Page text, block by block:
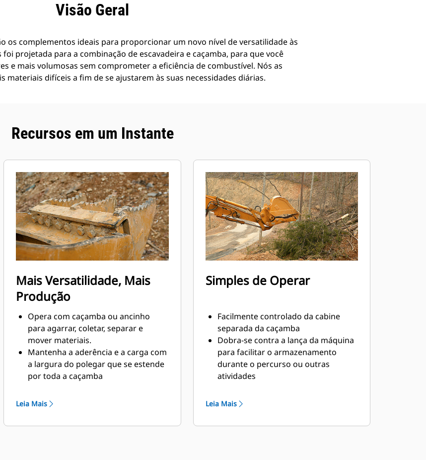
Visão Geral
os complementos ideais para proporcionar um novo nível de versatilidade às
foi projetada para a combinação de escavadeira e caçamba, para que você
e mais volumosas sem comprometer a eficiência de combustível. Nós as
materiais difíceis a fim de se ajustarem às suas necessidades diárias.
Recursos em um Instante
Mais Versatilidade, Mais
Produção
Opera com caçamba ou ancinho
para agarrar, coletar, separar e
mover materiais.
Mantenha a aderência e a carga com
a largura do polegar que se estende
por toda a caçamba
caçamba ou o ancinho com a
serrilhas nos dentes
Leia Mais
Simples de Operar
Facilmente controlado da cabine
separada da caçamba
Dobra-se contra a lança da máquina
para facilitar o armazenamento
durante o percurso ou outras
atividades
em geral fácil tornam os polegares
operação mais simples e acessível do
Leia Mais